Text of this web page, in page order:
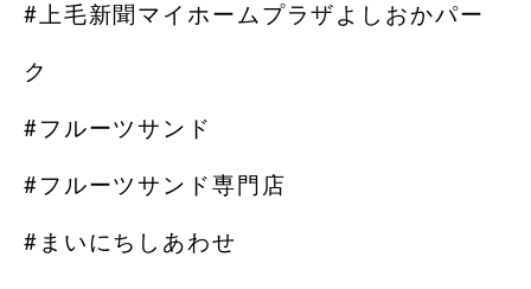
#上毛新聞マイホームプラザよしおかパー
ク
#フルーツサンド
#フルーツサンド専門店
#まいにちしあわせ